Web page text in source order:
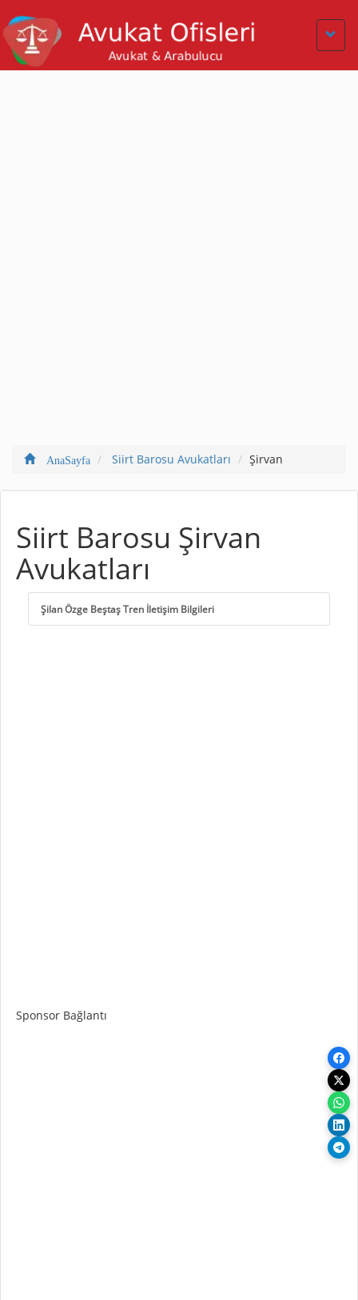
AnaSayfa Siirt Barosu Avukatları Şirvan
Siirt Barosu Şirvan
Avukatları
Şilan Özge Beştaş Tren İletişim Bilgileri
Sponsor Bağlantı